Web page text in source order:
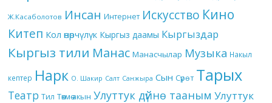
Ж.Касаболотов Инсан Интернет Искусство Кино
Китеп Кол өнөрчүлүк Кыргыз даамы Кыргыздар
Кыргыз тили Манас Манасчылар Музыка Накыл
кептер Нарк О. Шакир Салт Санжыра Сын Сүрөт Тарых
Театр Тил Төкмө акын Улуттук дүйнө тааным Улуттук